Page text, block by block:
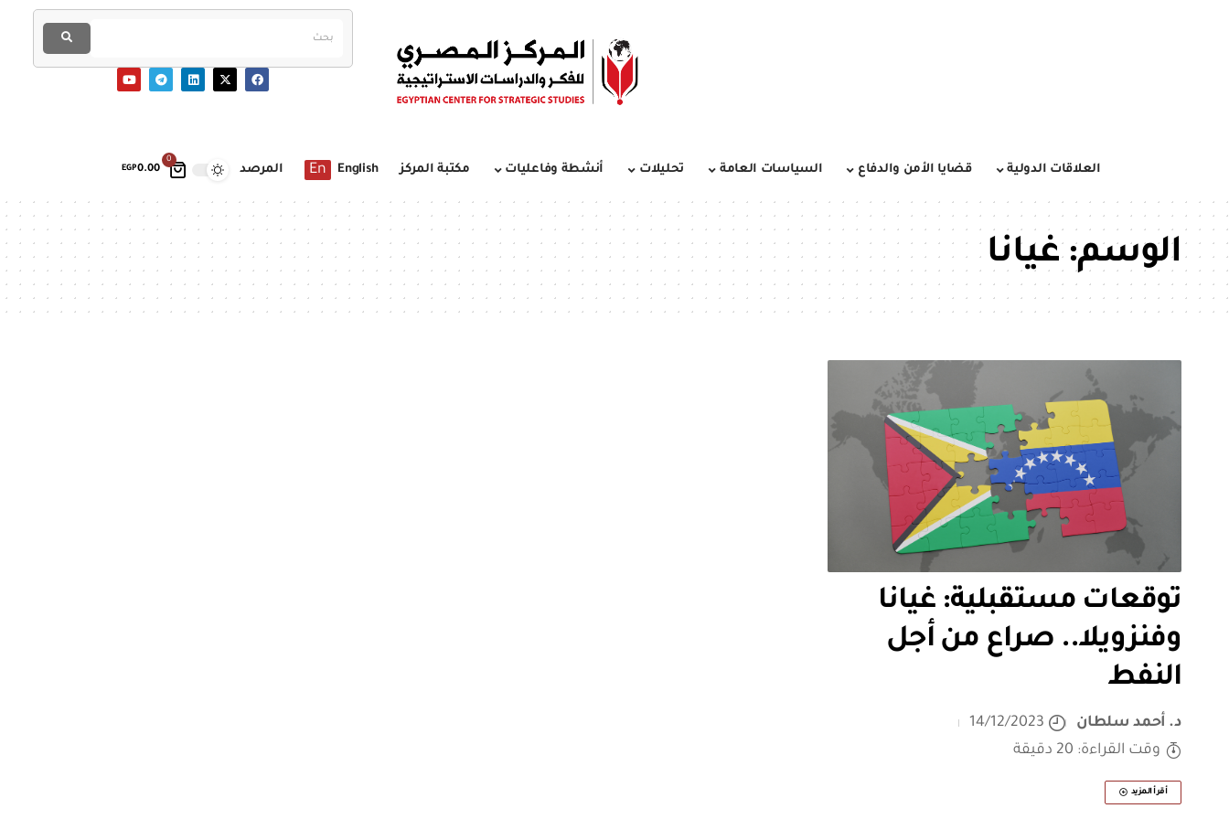
0
EGP0.00 العلاقات الدولية قضايا الأمن والدفاع السياسات العامة تحليلات أنشطة وفاعليات مكتبة المركز English
En المرصد
الوسم:غيانا
توقعات مستقبلية: غيانا
وفنزويلا.. صراع من أجل
النفط
د. أحمد سلطان
14/12/2023
وقت القراءة: 20 دقيقة
أقرأ المزيد